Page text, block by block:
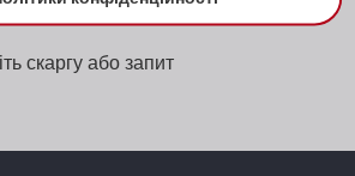
скаргу або запит